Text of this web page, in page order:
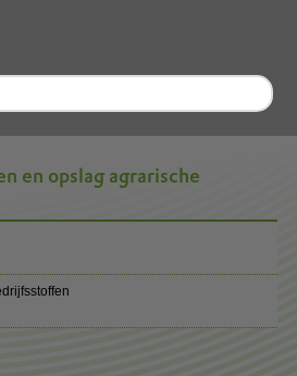
en opslag agrarische